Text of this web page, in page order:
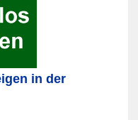
in der